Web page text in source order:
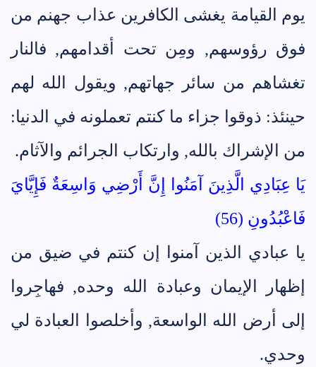
يوم القيامة يغشى الكافرين عذاب جهنم من
فوق رؤوسهم, ومِن تحت أقدامهم, فالنار
تغشاهم من سائر جهاتهم, ويقول الله لهم
حينئذ: ذوقوا جزاء ما كنتم تعملونه في الدنيا:
من الإشراك بالله, وارتكاب الجرائم والآثام.
يَا عِبَادِي الَّذِينَ آمَنُوا إِنَّ أَرْضِي وَاسِعَةٌ فَإِيَّايَ
فَاعْبُدُونِ (56)
يا عبادي الذين آمنوا إن كنتم في ضيق من
إظهار الإيمان وعبادة الله وحده, فهاجِروا
إلى أرض الله الواسعة, وأخلصوا العبادة لي
وحدي.